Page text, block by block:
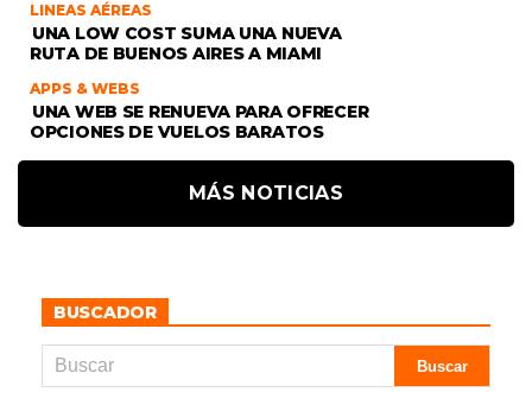
LINEAS AÉREAS
UNA LOW COST SUMA UNA NUEVA
RUTA DE BUENOS AIRES A MIAMI
APPS & WEBS
UNA WEB SE RENUEVA PARA OFRECER
OPCIONES DE VUELOS BARATOS
MÁS NOTICIAS
BUSCADOR